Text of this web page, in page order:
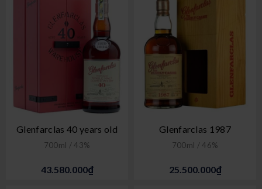
Glenfarclas 40 years old
700ml / 43%
43.580.000₫
Glenfarclas 1987
700ml / 46%
25.500.000₫